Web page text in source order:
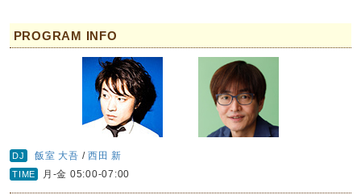
PROGRAM INFO
DJ 飯室 大吾 /西田 新
TIME 月-金 05:00-07:00